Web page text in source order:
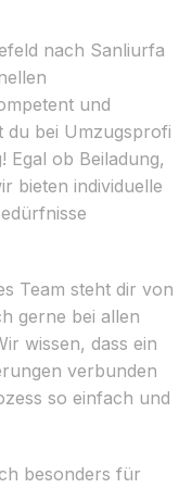
nach Sanliurfa
und
du bei Umzugsprofi
Egal ob Beiladung,
bieten individuelle
Team steht dir von
gerne bei allen
wissen, dass ein
verbunden
so einfach und
besonders für